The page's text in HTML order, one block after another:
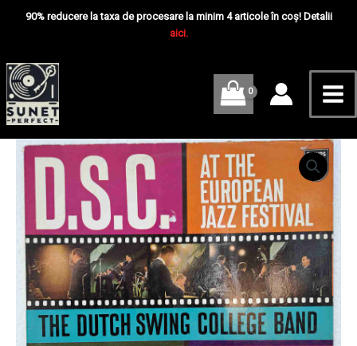
90% reducere la taxa de procesare la minim 4 articole în coș! Detalii
aici.
Cantitate
Dutch
Swing
College
D.S.C.
The
European
Jazz
Festival
–
Disc
VINIL
LP
VG